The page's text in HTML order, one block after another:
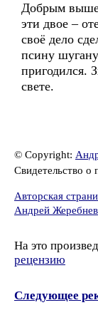
Добрым
эти двое –
своё дело
псину
пригодился.
свете.
© Copyright:
Свидетельство
Авторская
Андрей Жеребнев
На это
рецензию
Следующее